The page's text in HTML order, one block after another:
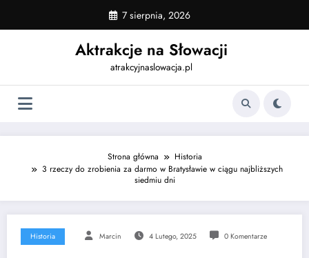
content
7 sierpnia, 2026
Aktrakcje na Słowacji
atrakcyjnaslowacja.pl
Strona główna
Historia
3 rzeczy do zrobienia za darmo w Bratysławie w ciągu najbliższych
siedmiu dni
Historia Marcin 4 Lutego, 2025 0 Komentarze